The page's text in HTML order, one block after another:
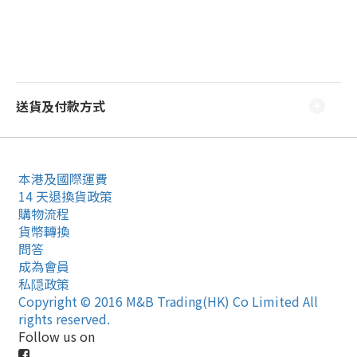
送貨及付款方式
本港及國際運費
14 天退換貨政策
購物流程
貨幣轉換
問答
成為會員
私隠政策
Copyright © 2016 M&B Trading(HK) Co Limited All
rights reserved.
Follow us on